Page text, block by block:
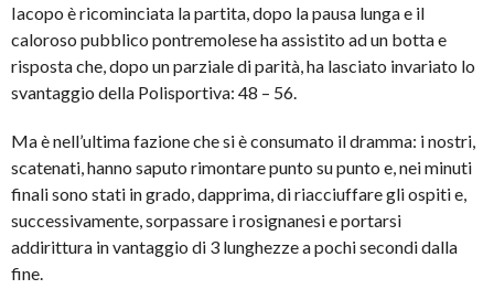
Iacopo è ricominciata la partita, dopo la pausa lunga e il
caloroso pubblico pontremolese ha assistito ad un botta e
risposta che, dopo un parziale di parità, ha lasciato invariato lo
svantaggio della Polisportiva: 48 – 56.
Ma è nell’ultima fazione che si è consumato il dramma: i nostri,
scatenati, hanno saputo rimontare punto su punto e, nei minuti
finali sono stati in grado, dapprima, di riacciuffare gli ospiti e,
successivamente, sorpassare i rosignanesi e portarsi
addirittura in vantaggio di 3 lunghezze a pochi secondi dalla
fine.